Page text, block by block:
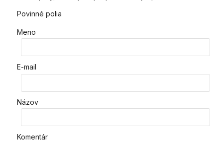
Povinné polia
Meno
E-mail
Názov
Komentár